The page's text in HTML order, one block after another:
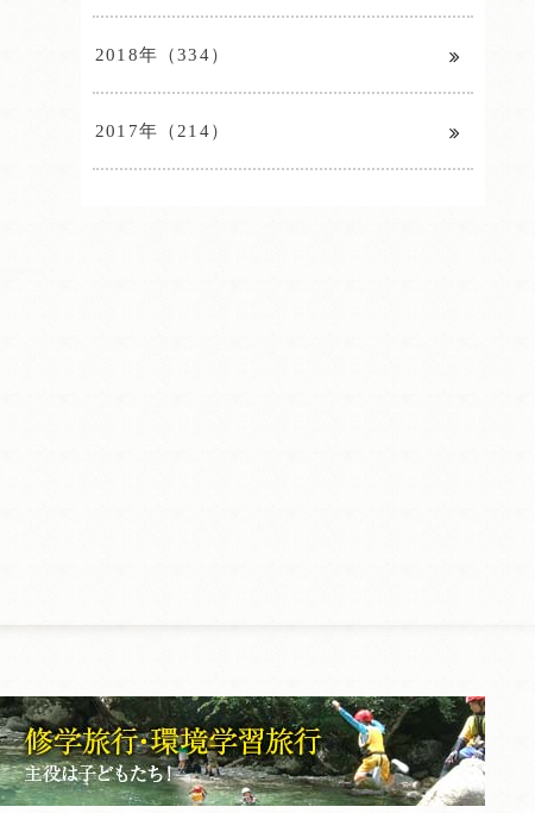
2018年（334）
2017年（214）